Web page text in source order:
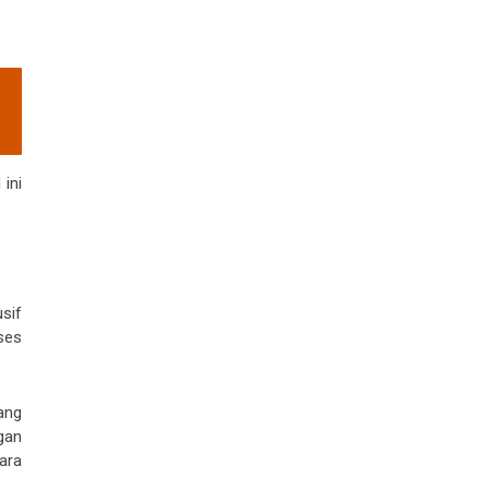
ini